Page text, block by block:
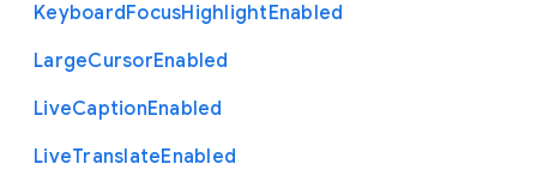
KeyboardFocusHighlightEnabled
LargeCursorEnabled
LiveCaptionEnabled
LiveTranslateEnabled